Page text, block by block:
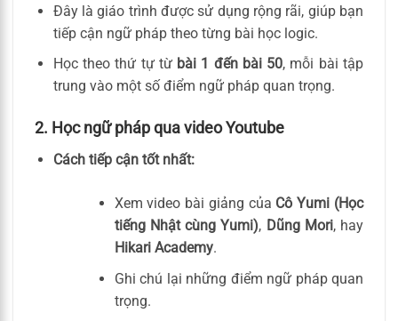
Đây là giáo trình được sử dụng rộng rãi, giúp bạn
tiếp cận ngữ pháp theo từng bài học logic.
Học theo thứ tự từ bài 1 đến bài 50, mỗi bài tập
trung vào một số điểm ngữ pháp quan trọng.
2. Học ngữ pháp qua video Youtube
Cách tiếp cận tốt nhất:
Xem video bài giảng của Cô Yumi (Học
tiếng Nhật cùng Yumi), Dũng Mori, hay
Hikari Academy.
Ghi chú lại những điểm ngữ pháp quan
trọng.